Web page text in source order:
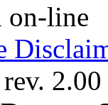
on-line